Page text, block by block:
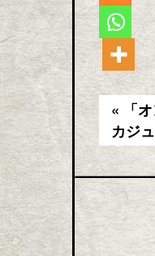
« 「
カジ